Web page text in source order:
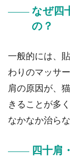
なぜ四
の？
一般的には、
わりのマッサ
肩の原因が、
きることが多
なかなか治ら
四十肩